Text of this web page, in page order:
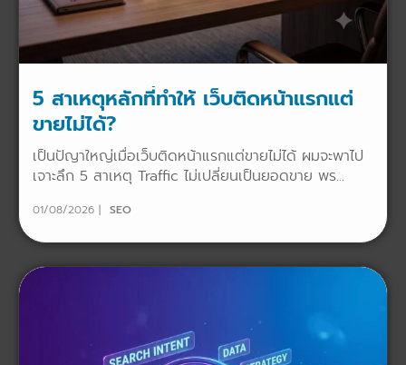
5 สาเหตุหลักที่ทำให้ เว็บติดหน้าแรกแต่
ขายไม่ได้?
เป็นปัญาใหญ่เมื่อเว็บติดหน้าแรกแต่ขายไม่ได้ ผมจะพาไป
เจาะลึก 5 สาเหตุ Traffic ไม่เปลี่ยนเป็นยอดขาย พร...
01/08/2026 SEO